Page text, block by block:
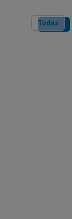
Todas